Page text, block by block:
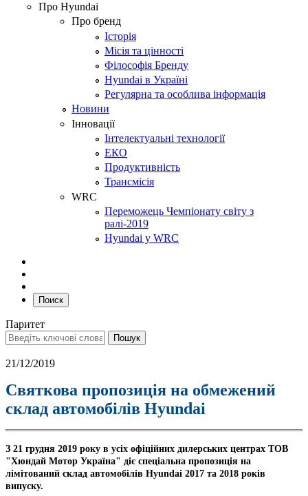
Про Hyundai
Про бренд
Історія
Місія та цінності
Філософія Бренду
Hyundai в Україні
Регулярна та особлива інформація
Новини
Інновації
Інтелектуальні технології
ЕКО
Продуктивність
Трансмісія
WRC
Переможець Чемпіонату світу з
ралі-2019
Hyundai у WRC
Поиск
Паритет
21/12/2019
Святкова пропозиція на обмежений
склад автомобілів Hyundai
З 21 грудня 2019 року в усіх офіційних дилерських центрах ТОВ
"Хюндай Мотор Україна" діє спеціальна пропозиція на
лімітований склад автомобілів Hyundai 2017 та 2018 років
випуску.